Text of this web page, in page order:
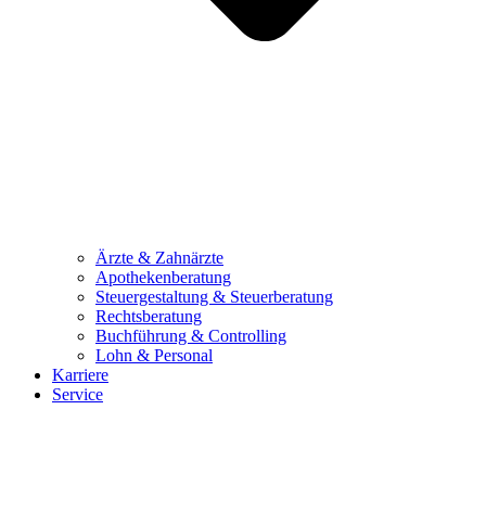
Ärzte & Zahnärzte
Apothekenberatung
Steuergestaltung & Steuerberatung
Rechtsberatung
Buchführung & Controlling
Lohn & Personal
Karriere
Service